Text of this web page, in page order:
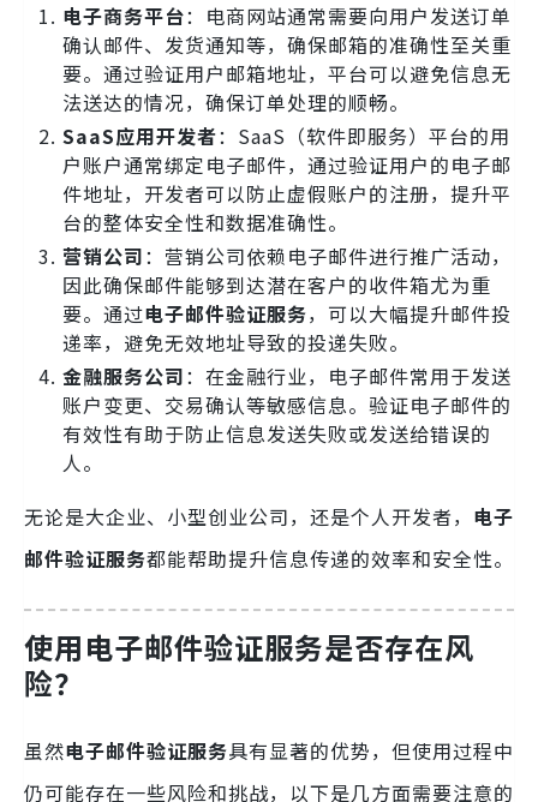
电子商务平台：电商网站通常需要向用户发送订单
确认邮件、发货通知等，确保邮箱的准确性至关重
要。通过验证用户邮箱地址，平台可以避免信息无
法送达的情况，确保订单处理的顺畅。
SaaS应用开发者：SaaS（软件即服务）平台的用
户账户通常绑定电子邮件，通过验证用户的电子邮
件地址，开发者可以防止虚假账户的注册，提升平
台的整体安全性和数据准确性。
营销公司：营销公司依赖电子邮件进行推广活动，
因此确保邮件能够到达潜在客户的收件箱尤为重
要。通过电子邮件验证服务，可以大幅提升邮件投
递率，避免无效地址导致的投递失败。
金融服务公司：在金融行业，电子邮件常用于发送
账户变更、交易确认等敏感信息。验证电子邮件的
有效性有助于防止信息发送失败或发送给错误的
人。
无论是大企业、小型创业公司，还是个人开发者， 电子
邮件验证服务都能帮助提升信息传递的效率和安全性。
使用电子邮件验证服务是否存在风
险？
虽然电子邮件验证服务具有显著的优势，但使用过程中
仍可能存在一些风险和挑战，以下是几方面需要注意的